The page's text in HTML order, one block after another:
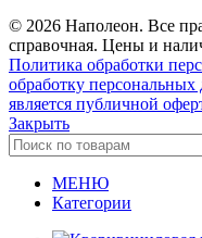
© 2026 Наполеон. Все
справочная. Цены и
Политика обработки
обработку
является публичной
Закрыть
МЕНЮ
Категории